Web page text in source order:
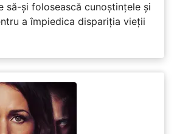
să-și folosească cunoștințele și
a împiedica dispariția vieții